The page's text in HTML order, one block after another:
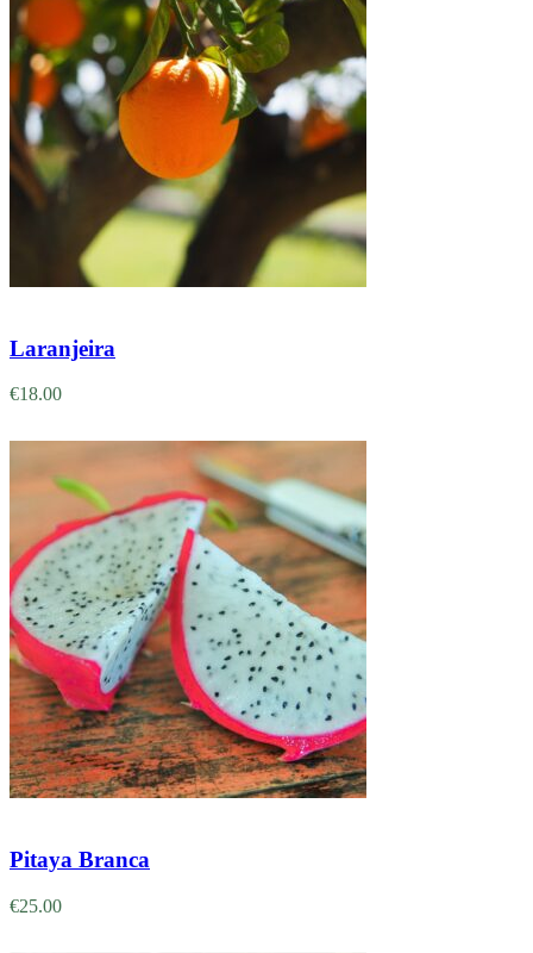
Laranjeira
€18.00
Pitaya Branca
€25.00